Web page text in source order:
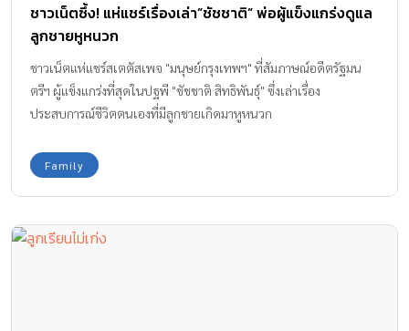
ชาวเน็ตซึ้ง! แห่แชร์เรื่องเล่า”ชัชชาติ” พ่อผู้แข็งแกร่งดูแล
ลูกชายหูหนวก
ชาวเน็ตแห่แชร์สเตตัสเพจ "มนุษย์กรุงเทพฯ" ที่สัมภาษณ์อดีตรัฐมน
ตรีฯ ผู้แข็งแกร่งที่สุดในปฐพี "ชัชชาติ สิทธิพันธุ์" ซึ่งเล่าเรื่อง
ประสบการณ์ชีวิตตนเองที่มีลูกชายเกิดมาหูหนวก
Family